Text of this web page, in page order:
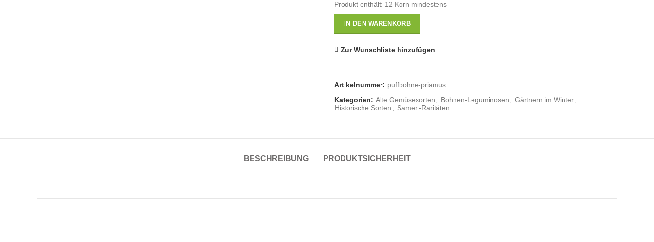
Produkt enthält: 12 Korn mindestens
IN DEN WARENKORB
Zur Wunschliste hinzufügen
Artikelnummer: puffbohne-priamus
Kategorien: Alte Gemüsesorten Bohnen-Leguminosen Gärtnern im Winter
Historische Sorten
Samen-Raritäten
BESCHREIBUNG PRODUKTSICHERHEIT